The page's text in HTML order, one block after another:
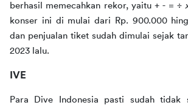
berhasil memecahkan rekor, yaitu + - = ÷
konser ini di mulai dari Rp. 900.000
dan penjualan tiket sudah dimulai sejak
2023 lalu.
IVE
Para Dive Indonesia pasti sudah tidak